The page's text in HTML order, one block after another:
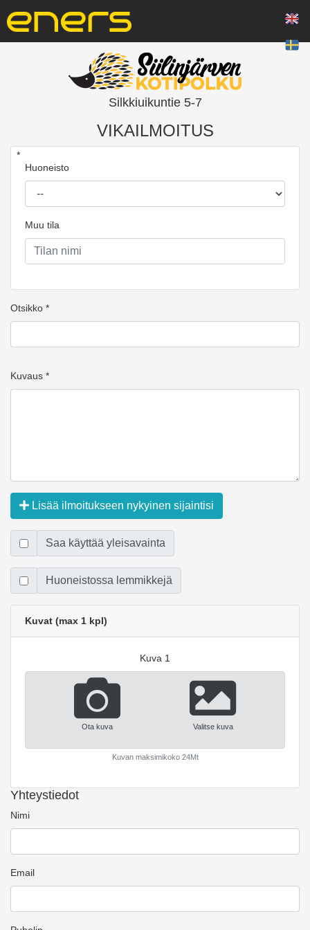
Silkkiuikuntie 5-7
VIKAILMOITUS
*
Huoneisto
Muu tila
Otsikko *
Kuvaus *
Lisää ilmoitukseen nykyinen sijaintisi
Saa käyttää yleisavainta
Huoneistossa lemmikkejä
Kuvat (max 1 kpl)
Kuva 1
Ota kuva Valitse kuva
Kuvan maksimikoko 24Mt
Yhteystiedot
Nimi
Email